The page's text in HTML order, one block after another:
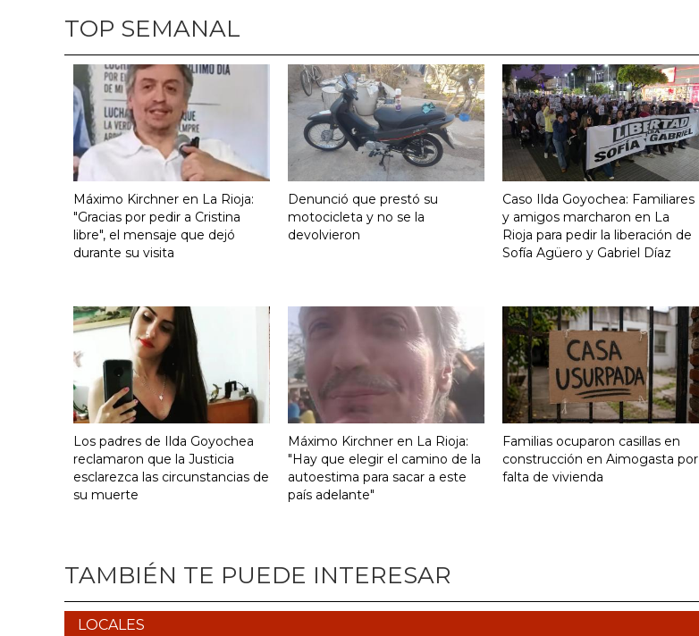
TOP SEMANAL
Máximo Kirchner en La Rioja:
"Gracias por pedir a Cristina
libre", el mensaje que dejó
durante su visita
Denunció que prestó su
motocicleta y no se la
devolvieron
Caso Ilda Goyochea: Familiares
y amigos marcharon en La
Rioja para pedir la liberación de
Sofía Agüero y Gabriel Díaz
Los padres de Ilda Goyochea
reclamaron que la Justicia
esclarezca las circunstancias de
su muerte
Máximo Kirchner en La Rioja:
"Hay que elegir el camino de la
autoestima para sacar a este
país adelante"
Familias ocuparon casillas en
construcción en Aimogasta por
falta de vivienda
TAMBIÉN TE PUEDE INTERESAR
LOCALES